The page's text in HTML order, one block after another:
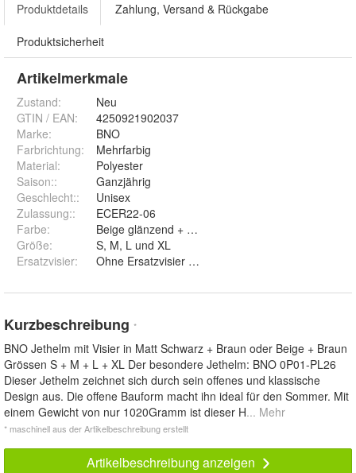
Produktdetails Zahlung, Versand & Rückgabe
Produktsicherheit
Artikelmerkmale
Zustand:
Neu
GTIN / EAN:
4250921902037
Marke:
BNO
Farbrichtung:
Mehrfarbig
Material:
Polyester
Saison::
Ganzjährig
Geschlecht::
Unisex
Zulassung::
ECER22-06
Farbe:
Größe:
S, M, L und XL
Ersatzvisier:
Kurzbeschreibung *
BNO Jethelm mit Visier in Matt Schwarz + Braun oder Beige + Braun
Grössen S + M + L + XL Der besondere Jethelm: BNO 0P01-PL26
Dieser Jethelm zeichnet sich durch sein offenes und klassische
Design aus. Die offene Bauform macht ihn ideal für den Sommer. Mit
einem Gewicht von nur 1020Gramm ist dieser H... Mehr
* maschinell aus der Artikelbeschreibung erstellt
Artikelbeschreibung anzeigen